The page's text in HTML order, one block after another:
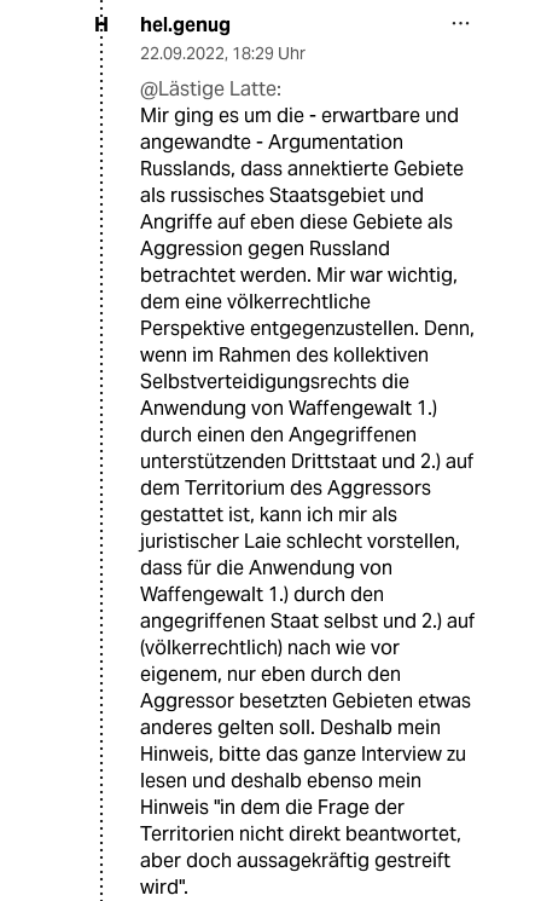
H hel.genug
22.09.2022, 18:29 Uhr
@Lästige Latte:
Mir ging es um die - erwartbare und
angewandte - Argumentation
Russlands, dass annektierte Gebiete
als russisches Staatsgebiet und
Angriffe auf eben diese Gebiete als
Aggression gegen Russland
betrachtet werden. Mir war wichtig,
dem eine völkerrechtliche
Perspektive entgegenzustellen. Denn,
wenn im Rahmen des kollektiven
Selbstverteidigungsrechts die
Anwendung von Waffengewalt 1.)
durch einen den Angegriffenen
unterstützenden Drittstaat und 2.) auf
dem Territorium des Aggressors
gestattet ist, kann ich mir als
juristischer Laie schlecht vorstellen,
dass für die Anwendung von
Waffengewalt 1.) durch den
angegriffenen Staat selbst und 2.) auf
(völkerrechtlich) nach wie vor
eigenem, nur eben durch den
Aggressor besetzten Gebieten etwas
anderes gelten soll. Deshalb mein
Hinweis, bitte das ganze Interview zu
lesen und deshalb ebenso mein
Hinweis "in dem die Frage der
Territorien nicht direkt beantwortet,
aber doch aussagekräftig gestreift
wird".